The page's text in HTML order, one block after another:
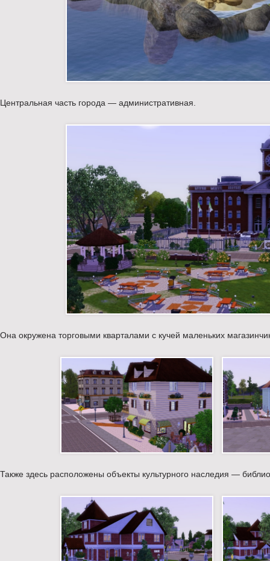
Центральная часть города — административная.
Она окружена торговыми кварталами с кучей маленьких
Также здесь расположены объекты культурного наследия —